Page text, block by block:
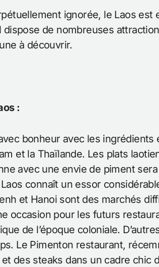
ignorée, le Laos est
de nombreuses
à découvrir.
:
bonheur avec les ingrédients
et la Thaïlande. Les plats
avec une envie de piment
connaît un essor
et Hanoi sont des marchés
occasion pour les futurs
de l’époque coloniale.
Le Pimenton restaurant,
des steaks dans un cadre chic